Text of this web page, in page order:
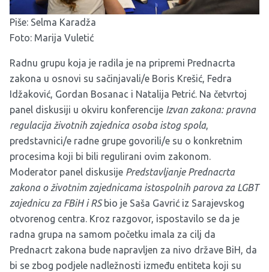
Piše: Selma Karadža
Foto: Marija Vuletić
Radnu grupu koja je radila je na pripremi Prednacrta
zakona u osnovi su sačinjavali/e Boris Krešić, Fedra
Idžaković, Gordan Bosanac i Natalija Petrić. Na četvrtoj
panel diskusiji u okviru konferencije Izvan zakona: pravna
regulacija životnih zajednica osoba istog spola,
predstavnici/e radne grupe govorili/e su o konkretnim
procesima koji bi bili regulirani ovim zakonom.
Moderator panel diskusije Predstavljanje Prednacrta
zakona o životnim zajednicama istospolnih parova za LGBT
zajednicu za FBiH i RSbio je Saša Gavrić iz Sarajevskog
otvorenog centra. Kroz razgovor, ispostavilo se da je
radna grupa na samom početku imala za cilj da
Prednacrt zakona bude napravljen za nivo države BiH, da
bi se zbog podjele nadležnosti između entiteta koji su